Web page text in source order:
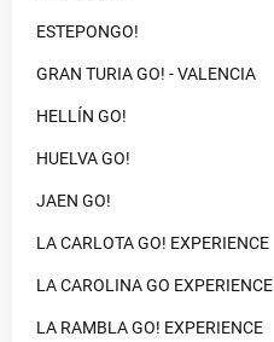
ESTEPONGO!
GRAN TURIA GO! - VALENCIA
HELLÍN GO!
HUELVA GO!
JAEN GO!
LA CARLOTA GO! EXPERIENCE
LA CAROLINA GO EXPERIENCE
LA RAMBLA GO! EXPERIENCE